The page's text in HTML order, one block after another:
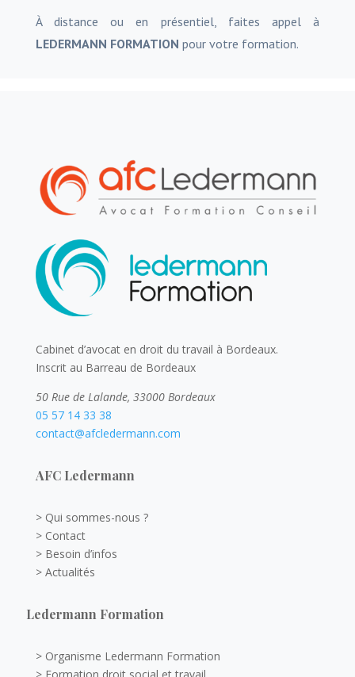
À distance ou en présentiel, faites appel à
LEDERMANN FORMATION pour votre formation.
Cabinet d’avocat en droit du travail à Bordeaux.
Inscrit au Barreau de Bordeaux
50 Rue de Lalande, 33000 Bordeaux
05 57 14 33 38
contact@afcledermann.com
AFC Ledermann
> Qui sommes-nous ?
> Contact
> Besoin d’infos
> Actualités
Ledermann Formation
> Organisme Ledermann Formation